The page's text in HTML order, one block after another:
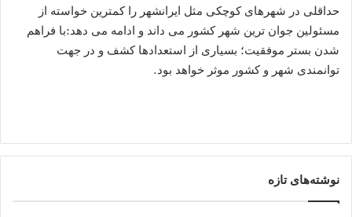
حداقلی در شهرهای کوچکی مثل ایرانشهر را کمترین خواسته از
مسئولین جوان ترین شهر کشور می داند و ادامه می دهد:با فراهم
شدن بستر موفقیت؛ بسیاری از استعدادها کشف و در جهت
توانمندی شهر و کشور موثر خواهد بود.
نوشته‌های تازه